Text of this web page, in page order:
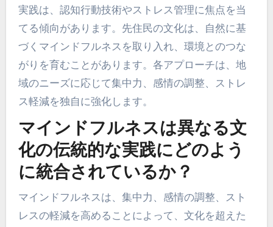
実践は、認知行動技術やストレス管理に焦点を当
てる傾向があります。先住民の文化は、自然に基
づくマインドフルネスを取り入れ、環境とのつな
がりを育むことがあります。各アプローチは、地
域のニーズに応じて集中力、感情の調整、ストレ
ス軽減を独自に強化します。
マインドフルネスは異なる文
化の伝統的な実践にどのよう
に統合されているか？
マインドフルネスは、集中力、感情の調整、スト
レスの軽減を高めることによって、文化を超えた